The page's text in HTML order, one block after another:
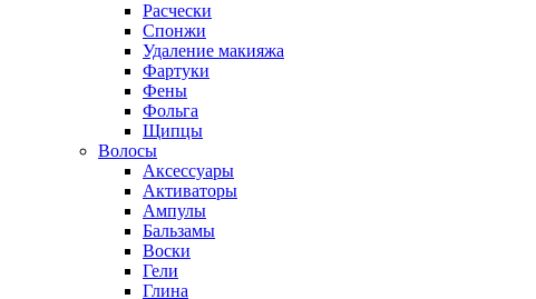
Расчески
Спонжи
Удаление макияжа
Фартуки
Фены
Фольга
Щипцы
Волосы
Аксессуары
Активаторы
Ампулы
Бальзамы
Воски
Гели
Глина